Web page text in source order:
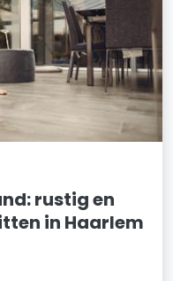
rustig en
in Haarlem